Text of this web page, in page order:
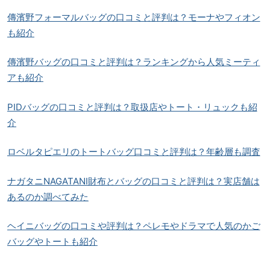
傳濱野フォーマルバッグの口コミと評判は？モーナやフィオン
も紹介
傳濱野バッグの口コミと評判は？ランキングから人気ミーティ
アも紹介
PIDバッグの口コミと評判は？取扱店やトート・リュックも紹
介
ロベルタピエリのトートバッグ口コミと評判は？年齢層も調査
ナガタニNAGATANI財布とバッグの口コミと評判は？実店舗は
あるのか調べてみた
ヘイニバッグの口コミや評判は？ペレモやドラマで人気のかご
バッグやトートも紹介